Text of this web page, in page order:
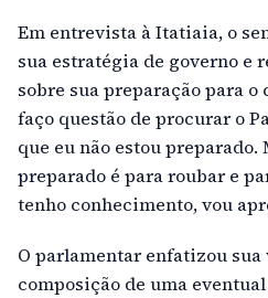
Em entrevista à Itatiaia, o
sua estratégia de governo e
sobre sua preparação para o
faço questão de procurar o
que eu não estou preparado.
preparado é para roubar e
tenho conhecimento, vou
O parlamentar enfatizou sua
composição de uma